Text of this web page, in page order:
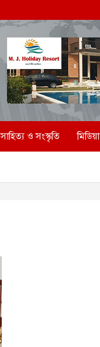
সাহিত্য ও সংস্কৃতি মিডিয়া